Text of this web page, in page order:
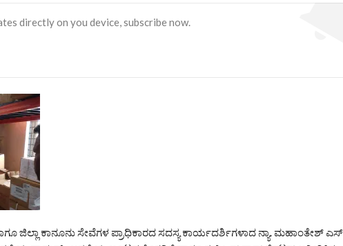
directly on you device, subscribe now.
ಜಿಲ್ಲಾ ಕಾನೂನು ಸೇವೆಗಳ ಪ್ರಾಧಿಕಾರದ ಸದಸ್ಯ ಕಾರ್ಯದರ್ಶಿಗಳಾದ ನ್ಯಾ. ಮಹಾಂತೇಶ್ ಎಸ್